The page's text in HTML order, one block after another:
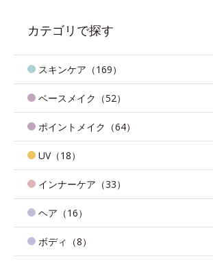
カテゴリで探す
スキンケア（169）
ベースメイク（52）
ポイントメイク（64）
UV（18）
インナーケア（33）
ヘア（16）
ボディ（8）